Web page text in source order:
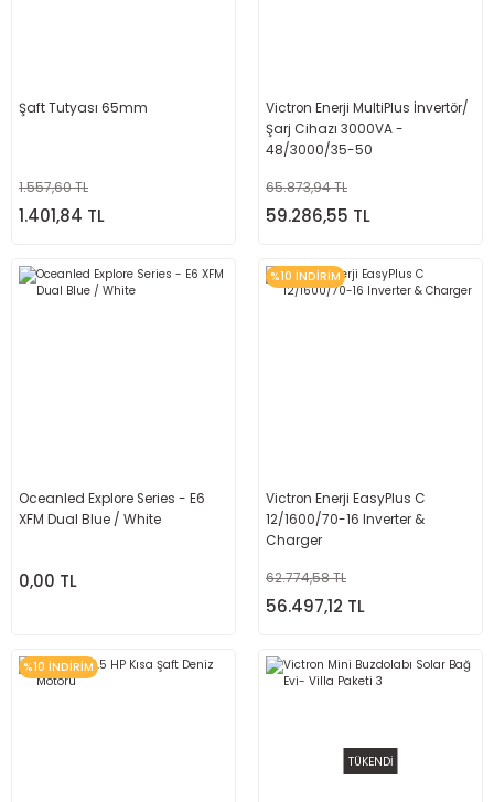
Şaft Tutyası 65mm
1.557,60 TL
1.401,84 TL
Victron Enerji MultiPlus İnvertör/
Şarj Cihazı 3000VA -
48/3000/35-50
65.873,94 TL
59.286,55 TL
Oceanled Explore Series - E6
XFM Dual Blue / White
0,00 TL
%10 İNDİRİM
Victron Enerji EasyPlus C
12/1600/70-16 Inverter &
Charger
62.774,58 TL
56.497,12 TL
%10 İNDİRİM
TÜKENDİ